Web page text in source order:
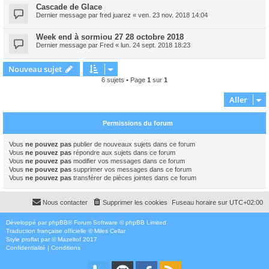
Cascade de Glace
Dernier message par fred juarez « ven. 23 nov. 2018 14:04
Week end à sormiou 27 28 octobre 2018
Dernier message par Fred « lun. 24 sept. 2018 18:23
Nouveau sujet
6 sujets • Page 1 sur 1
Aller
Permissions du forum
Vous ne pouvez pas publier de nouveaux sujets dans ce forum
Vous ne pouvez pas répondre aux sujets dans ce forum
Vous ne pouvez pas modifier vos messages dans ce forum
Vous ne pouvez pas supprimer vos messages dans ce forum
Vous ne pouvez pas transférer de pièces jointes dans ce forum
Fuseau horaire sur UTC+02:00
Supprimer les cookies
Nous contacter
Développé par phpBB® Forum Software © phpBB Limited
Traduction française officielle ©Miles Cellar
Style proflat par ©Mazeltof 2017
Confidentialité | Conditions